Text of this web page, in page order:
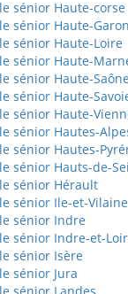
sénior Haute-corse
sénior Haute-
sénior Haute-Loire
sénior Haute-
sénior Haute-Saône
sénior Haute-
sénior Haute-
sénior Hautes-
sénior Hautes-
sénior Hauts-de-
sénior Hérault
sénior Ile-et-Vilaine
sénior Indre
sénior Indre-et-
sénior Isère
sénior Jura